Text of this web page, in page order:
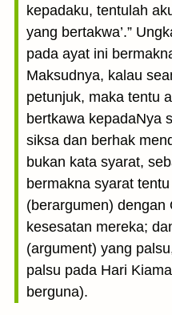
kepadaku, tentulah
yang bertakwa’.”
pada ayat ini
Maksudnya, kalau
petunjuk, maka tentu
bertkawa kepadaNya
siksa dan berhak
bukan kata syarat,
bermakna syarat
(berargumen) dengan
kesesatan mereka;
(argument) yang
palsu pada Hari
berguna).